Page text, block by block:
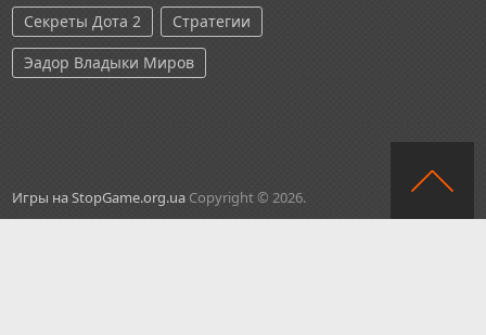
Секреты Дота 2
Стратегии
Эадор Владыки Миров
Игры на StopGame.org.ua Copyright © 2026.